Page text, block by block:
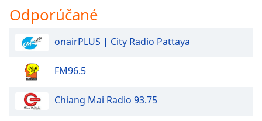
Odporúčané
onairPLUS | City Radio Pattaya
FM96.5
Chiang Mai Radio 93.75